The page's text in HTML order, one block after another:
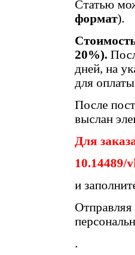
Статью
формат).
20%).
дней, на
для
После
выслан
Для
10.14489/
и
.